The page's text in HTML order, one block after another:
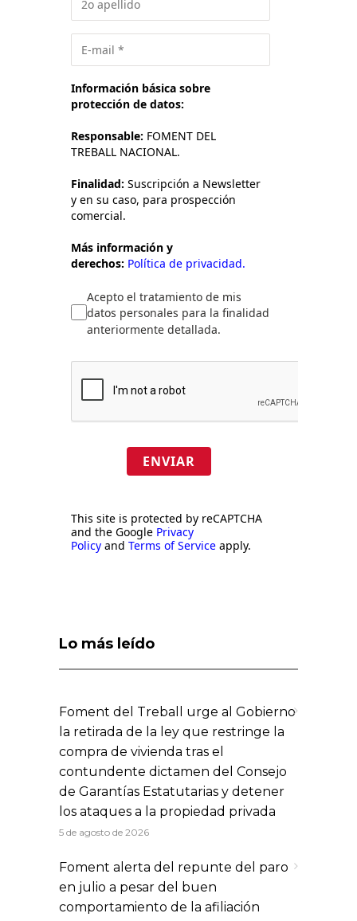
Información básica sobre
protección de datos:
Responsable: FOMENT DEL
TREBALL NACIONAL.
Finalidad: Suscripción a Newsletter
y en su caso, para prospección
comercial.
Más información y
derechos: Política de privacidad.
Acepto el tratamiento de mis
datos personales para la finalidad
anteriormente detallada.
ENVIAR
This site is protected by reCAPTCHA
and the Google Privacy
Policy and Terms of Service apply.
Lo más leído
Foment del Treball urge al Gobierno
la retirada de la ley que restringe la
compra de vivienda tras el
contundente dictamen del Consejo
de Garantías Estatutarias y detener
los ataques a la propiedad privada
5 de agosto de 2026
Foment alerta del repunte del paro
en julio a pesar del buen
comportamiento de la afiliación